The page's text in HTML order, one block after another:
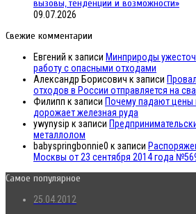
вызовы, тенденции и возможности»
09.07.2026
Свежие комментарии
Евгений к записи Минприроды
работу с опасными отходами
Александр Борисович к записи
отходов в России отправляется на
Филипп к записи Почему падают цены
дорожает железная руда
ywynysip к записи
металлолом
babyspringbonnie0 к записи
Москвы от 23 сентября 2014 года
Самое популярное
25.04.2012